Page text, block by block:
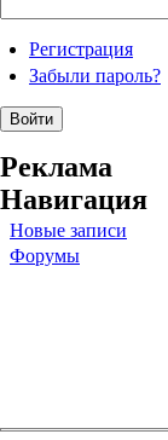
Регистрация
Забыли пароль?
Реклама
Навигация
Новые записи
Форумы